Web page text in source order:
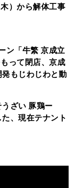
）から解体工事
ン「牛繁 京成立
って閉店、京成
もじわじわと動
ざい 豚鶏ー
、現在テナント